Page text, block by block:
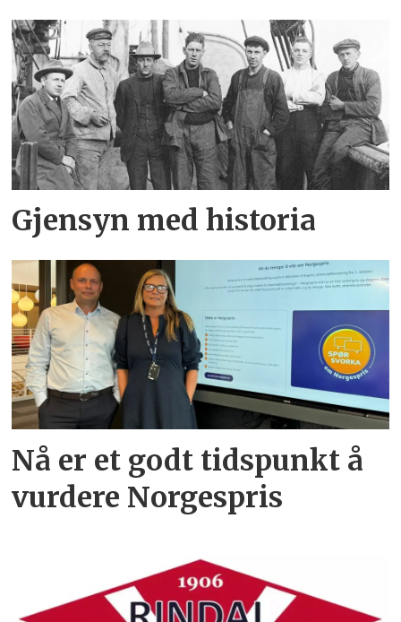
Gjensyn med historia
Nå er et godt tidspunkt å
vurdere Norgespris